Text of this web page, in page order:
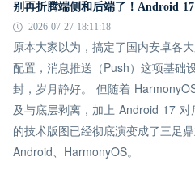
2026-07-27 18:11:18
原本大家以为，搞定了国内安卓各
配置，消息推送（Push）这项基础
封，岁月静好。 但随着
及与底层剥离，加上 Android 17
的技术版图已经彻底演变成了三足鼎
Android、HarmonyOS。